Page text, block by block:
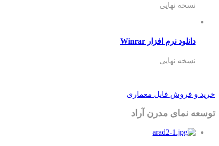
نسخه نهایی
دانلود نرم افزار Winrar
نسخه نهایی
خرید و فروش فایل معماری
توسعه نمای مدرن آراد